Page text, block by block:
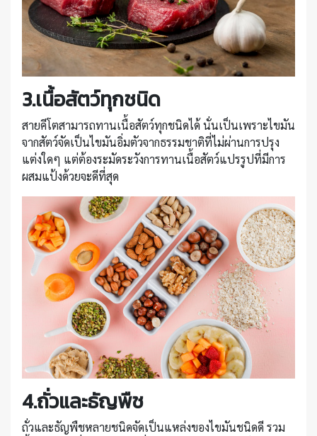
3.เนื้อสัตว์ทุกชนิด
สายคีโตสามารถทานเนื้อสัตว์ทุกชนิดได้ นั่นเป็นเพราะไขมัน
จากสัตว์จัดเป็นไขมันอิ่มตัวจากธรรมชาติที่ไม่ผ่านการปรุง
แต่งใดๆ แต่ต้องระมัดระวังการทานเนื้อสัตว์แปรรูปที่มีการ
ผสมแป้งด้วยจะดีที่สุด
4.ถั่วและธัญพืช
ถั่วและธัญพืชหลายชนิดจัดเป็นแหล่งของไขมันชนิดดี รวม